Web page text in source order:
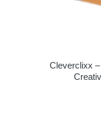
Cleverclixx